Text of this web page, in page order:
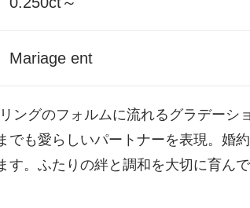
Mariage ent
ングのフォルムに流れるグラデーシ
でも愛らしいパートナーを表現。婚
す。ふたりの絆と調和を大切に育ん